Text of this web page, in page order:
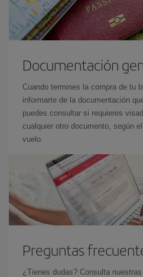
Documentación
Cuando termines la compra de tu
informarte de la documentación
puedes consultar si requieres
cualquier otro documento, según
vuelo.
Preguntas
¿Tienes dudas? Consulta nuestras